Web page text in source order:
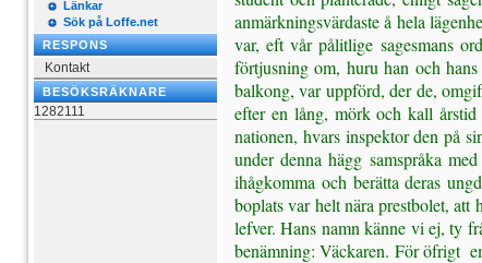
Länkar
Sök på Loffe.net
RESPONS
Kontakt
BESÖKSRÄKNARE
1282111
anmärkningsvärdaste å hela
var, eft vår pålitlige sagesmans
förtjusning om, huru han och
balkong, var uppförd, der de,
efter en lång, mörk och kall årstid
nationen, hvars inspektor den på
under denna hägg samspråka
ihågkomma och berätta deras
boplats var helt nära prestbolet, att
lefver. Hans namn känne vi ej, ty
benämning: Väckaren. För öfrigt